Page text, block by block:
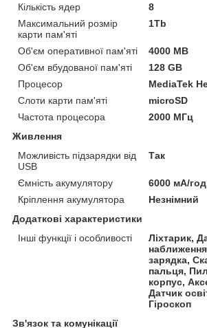
Кількість ядер
8
Максимальний розмір
карти пам'яті
1Tb
Об'єм оперативної пам'яті
4000 MB
Об'єм вбудованої пам'яті
128 GB
Процесор
MediaTek
Слоти карти пам'яті
microSD
Частота процесора
2000 МГц
Живлення
Можливість підзарядки від
USB
Так
Ємність акумулятору
6000 мА/год
Кріплення акумулятора
Незнімний
Додаткові характеристики
Інші функції і особливості
Ліхтарик,
зарядка,
пальця,
корпус,
Датчик
Гіроскоп
Зв'язок та комунікації